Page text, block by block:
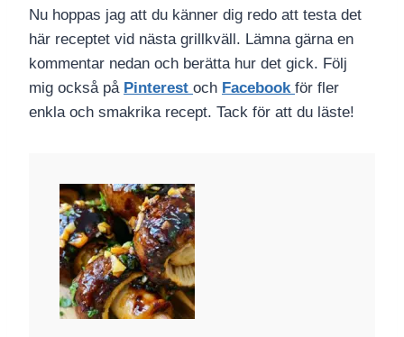
Nu hoppas jag att du känner dig redo att testa det
här receptet vid nästa grillkväll. Lämna gärna en
kommentar nedan och berätta hur det gick. Följ
mig också på Pinterest och Facebook för fler
enkla och smakrika recept. Tack för att du läste!